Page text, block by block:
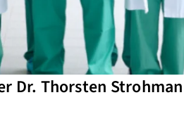
Dr. Thorsten